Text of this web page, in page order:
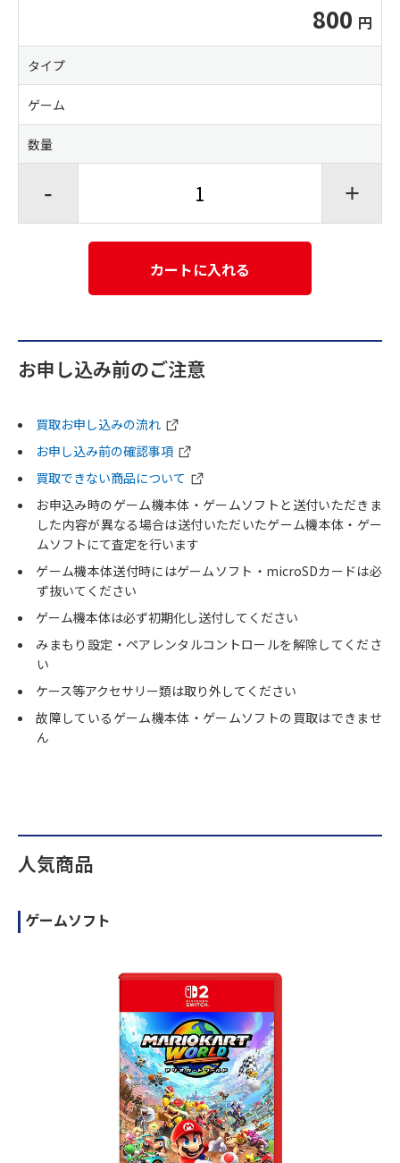
800
タイプ
ゲーム
数量
- +
カートに入れる
お申し込み前のご注意
買取お申し込みの流れ
お申し込み前の確認事項
買取できない商品について
お申込み時のゲーム機本体・ゲームソフトと送付いただきま
した内容が異なる場合は送付いただいたゲーム機本体・ゲー
ムソフトにて査定を行います
ゲーム機本体送付時にはゲームソフト・microSDカードは必
ず抜いてください
ゲーム機本体は必ず初期化し送付してください
みまもり設定・ペアレンタルコントロールを解除してくださ
い
ケース等アクセサリー類は取り外してください
故障しているゲーム機本体・ゲームソフトの買取はできませ
ん
人気商品
ゲームソフト